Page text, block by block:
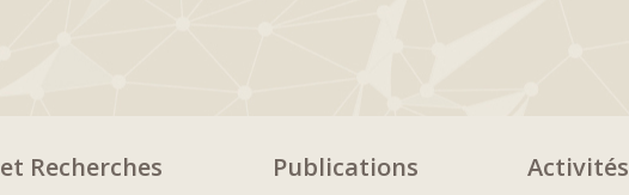
Recherches Publications Activités